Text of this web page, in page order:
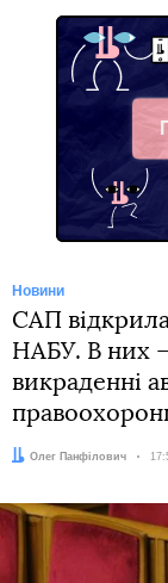
Новини
САП
НАБУ. В них
викраденні
Автор:
Олег Панфілович